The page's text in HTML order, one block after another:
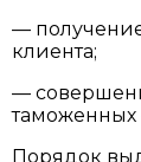
—
клиента;
—
Порядок